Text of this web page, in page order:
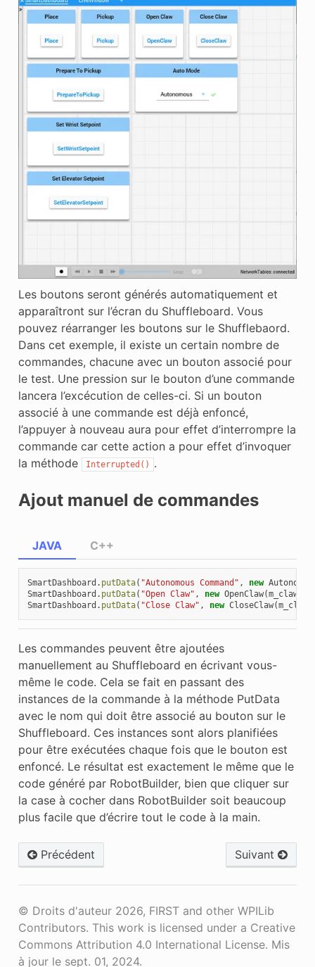
Les boutons seront générés automatiquement et
apparaîtront sur l’écran du Shuffleboard. Vous
pouvez réarranger les boutons sur le Shufflebaord.
Dans cet exemple, il existe un certain nombre de
commandes, chacune avec un bouton associé pour
le test. Une pression sur le bouton d’une commande
lancera l’excécution de celles-ci. Si un bouton
associé à une commande est déjà enfoncé,
l’appuyer à nouveau aura pour effet d’interrompre la
commande car cette action a pour effet d’invoquer
la méthode
Interrupted() .
Ajout manuel de commandes
JAVA
SmartDashboard . putData( "Autonomous Command" , new
SmartDashboard . putData( "Open Claw" , new OpenClaw(m_claw
SmartDashboard . putData( "Close Claw" , new CloseClaw(m_claw
C++
Les commandes peuvent être ajoutées
manuellement au Shuffleboard en écrivant vous-
même le code. Cela se fait en passant des
instances de la commande à la méthode PutData
avec le nom qui doit être associé au bouton sur le
Shuffleboard. Ces instances sont alors planifiées
pour être exécutées chaque fois que le bouton est
enfoncé. Le résultat est exactement le même que le
code généré par RobotBuilder, bien que cliquer sur
la case à cocher dans RobotBuilder soit beaucoup
plus facile que d’écrire tout le code à la main.
Précédent Suivant
© Droits d'auteur 2026, FIRST and other WPILib
Contributors. This work is licensed under a Creative
Commons Attribution 4.0 International License. Mis
à jour le sept. 01, 2024.